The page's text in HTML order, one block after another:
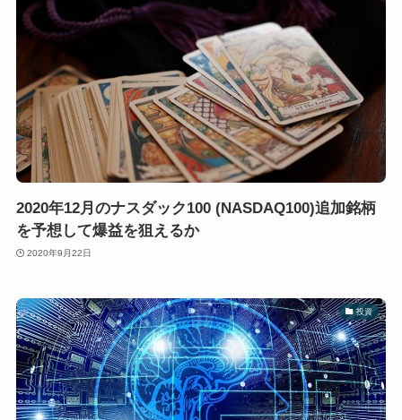
2020年12月のナスダック100 (NASDAQ100)追加銘柄
を予想して爆益を狙えるか
2020年9月22日
投資